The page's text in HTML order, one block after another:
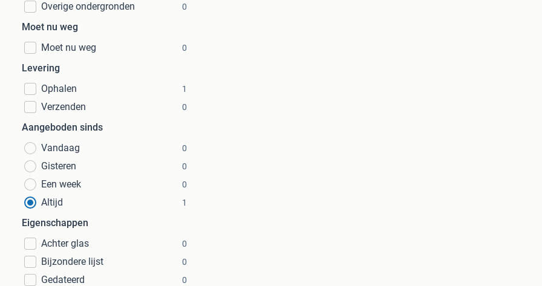
Overige ondergronden 0
Moet nu weg
Moet nu weg
0
Levering
Ophalen
1
Verzenden 0
Aangeboden sinds
Vandaag
0
Gisteren 0
Een week 0
Altijd 1
Eigenschappen
Achter glas
0
Bijzondere lijst 0
Gedateerd 0